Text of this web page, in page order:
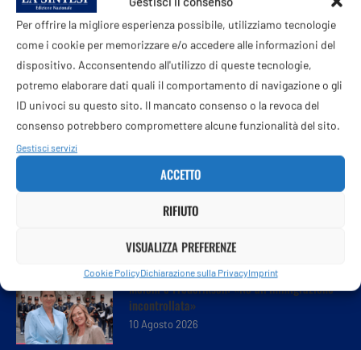
Per offrire la migliore esperienza possibile, utilizziamo tecnologie
come i cookie per memorizzare e/o accedere alle informazioni del
dispositivo. Acconsentendo all'utilizzo di queste tecnologie,
potremo elaborare dati quali il comportamento di navigazione o gli
ID univoci su questo sito. Il mancato consenso o la revoca del
consenso potrebbero compromettere alcune funzionalità del sito.
Gestisci servizi
ACCETTO
RIFIUTO
VISUALIZZA PREFERENZE
Cookie PolicyDichiarazione sulla PrivacyImprint
Meloni e Frederiksen: «No all’immigrazione
incontrollata»
10 Agosto 2026